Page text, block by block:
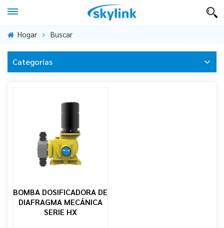
Hogar Buscar
Categorías
BOMBA DOSIFICADORA DE
DIAFRAGMA MECÁNICA
SERIE HX